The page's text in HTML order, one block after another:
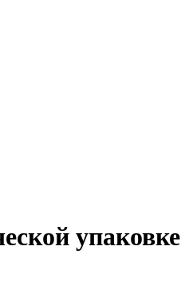
упаковке